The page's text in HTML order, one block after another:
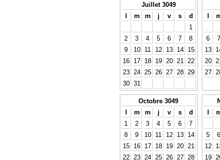
Juillet 3049
l
m m j v s
d
1
2
3 4 5 6 7
8
9
10 11 12 13 14
15
16
17 18 19 20 21
22
23
24 25 26 27 28
29
30 31
l
6
7
13
20
27
Octobre 3049
l
m m j v s
d
1
2 3 4 5 6
7
8
9 10 11 12 13
14
15
16 17 18 19 20
21
22
23 24 25 26 27
28
l
5
6
12
19